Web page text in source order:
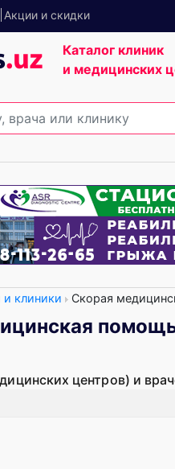
Акции и скидки
Каталог клиник
и медицинских
клиники Скорая
центров) и